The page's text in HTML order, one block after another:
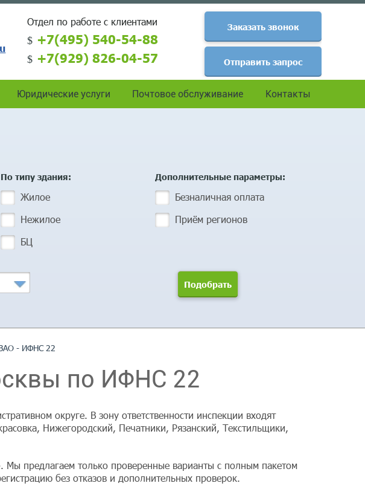
Отдел по работе с клиентами
+7(495) 540-54-88
+7(929) 826-04-57
Заказать звонок
Отправить запрос
Юридические услуги Почтовое обслуживание Контакты
По типу здания:
Жилое
Нежилое
БЦ
Дополнительные параметры:
Безналичная оплата
Приём регионов
- ИФНС 22
по ИФНС 22
округе. В зону ответственности инспекции входят
Нижегородский, Печатники, Рязанский, Текстильщики,
Мы предлагаем только проверенные варианты с полным пакетом
без отказов и дополнительных проверок.